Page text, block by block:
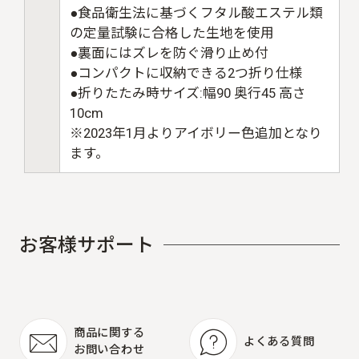
●食品衛生法に基づくフタル酸エステル類
の定量試験に合格した生地を使用
●裏面にはズレを防ぐ滑り止め付
●コンパクトに収納できる2つ折り仕様
●折りたたみ時サイズ:幅90 奥行45 高さ
10cm
※2023年1月よりアイボリー色追加となり
ます。
お客様サポー ト
商品に関する
お問い合わせ
よくある質問